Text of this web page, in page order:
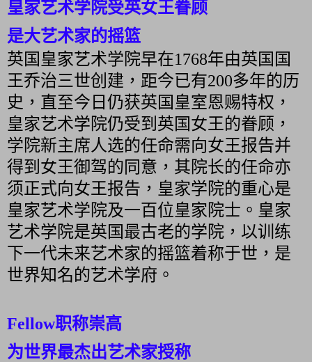
皇家艺术学院受英女王眷顾
是大艺术家的摇篮
英国皇家艺术学院早在1768年由英国国
王乔治三世创建，距今已有200多年的历
史，直至今日仍获英国皇室恩赐特权，
皇家艺术学院仍受到英国女王的眷顾，
学院新主席人选的任命需向女王报告并
得到女王御驾的同意，其院长的任命亦
须正式向女王报告，皇家学院的重心是
皇家艺术学院及一百位皇家院士。皇家
艺术学院是英国最古老的学院，以训练
下一代未来艺术家的摇篮着称于世，是
世界知名的艺术学府。
Fellow职称崇高
为世界最杰出艺术家授称